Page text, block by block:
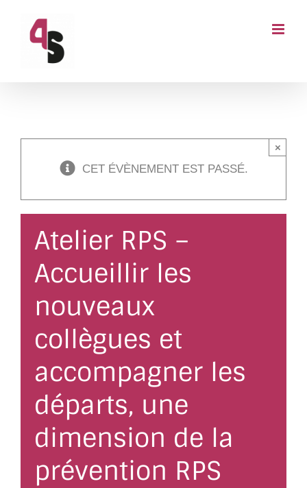
CET ÉVÈNEMENT EST PASSÉ.
×
Atelier RPS –
Accueillir les
nouveaux
collègues et
accompagner les
départs, une
dimension de la
prévention RPS